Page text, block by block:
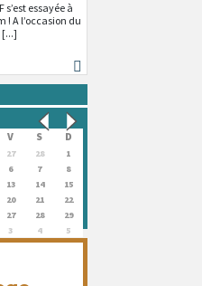
s’est essayée à
! A l’occasion du
V S D
27 28
1
6 7
8
13 14
15
20 21
22
27 28
29
3 4 5